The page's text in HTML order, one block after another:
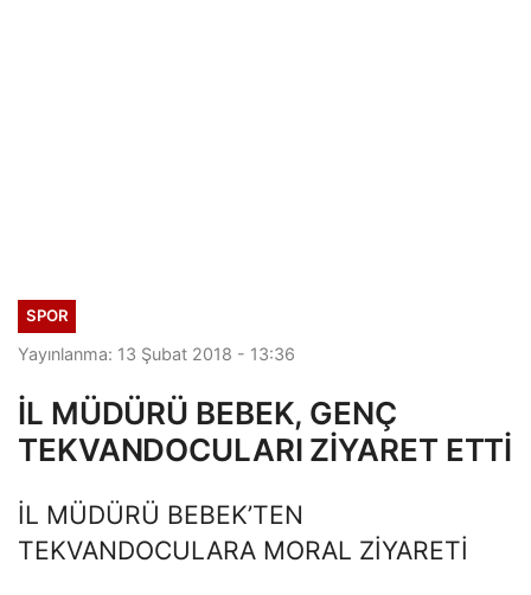
SPOR
Yayınlanma: 13 Şubat 2018 - 13:36
İL MÜDÜRÜ BEBEK, GENÇ
TEKVANDOCULARI ZİYARET ETTİ
İL MÜDÜRÜ BEBEK’TEN
TEKVANDOCULARA MORAL ZİYARETİ